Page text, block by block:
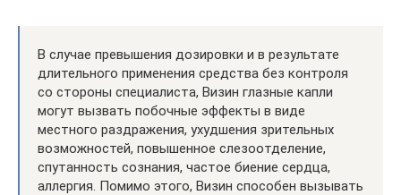
В случае превышения дозировки и в результате
длительного применения средства без контроля
со стороны специалиста, Визин глазные капли
могут вызвать побочные эффекты в виде
местного раздражения, ухудшения зрительных
возможностей, повышенное слезоотделение,
спутанность сознания, частое биение сердца,
аллергия. Помимо этого, Визин способен вызывать